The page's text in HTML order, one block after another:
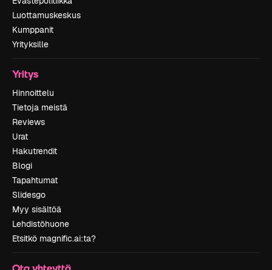
Luottamuskeskus
Kumppanit
Yrityksille
Yritys
Hinnoittelu
Tietoja meistä
Reviews
Urat
Hakutrendit
Blogi
Tapahtumat
Slidesgo
Myy sisältöä
Lehdistöhuone
Etsitkö magnific.ai:ta?